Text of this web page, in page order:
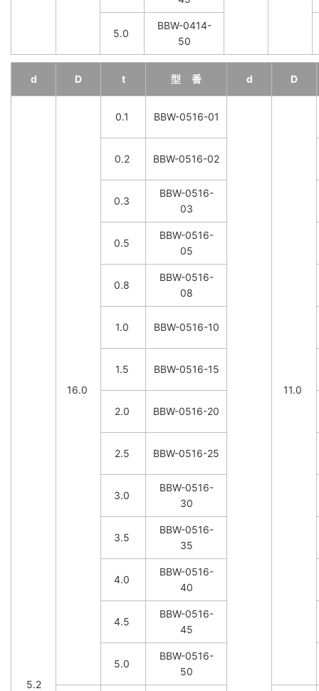
5.0
BBW-0414-
50
d D t 型 番 d D
5.2
16.0
0.1 BBW-0516-01
11.0
0.2 BBW-0516-02
0.3
BBW-0516-
03
0.5
BBW-0516-
05
0.8
BBW-0516-
08
1.0 BBW-0516-10
1.5 BBW-0516-15
2.0 BBW-0516-20
2.5 BBW-0516-25
3.0
BBW-0516-
30
3.5
BBW-0516-
35
4.0
BBW-0516-
40
4.5
BBW-0516-
45
5.0
BBW-0516-
50